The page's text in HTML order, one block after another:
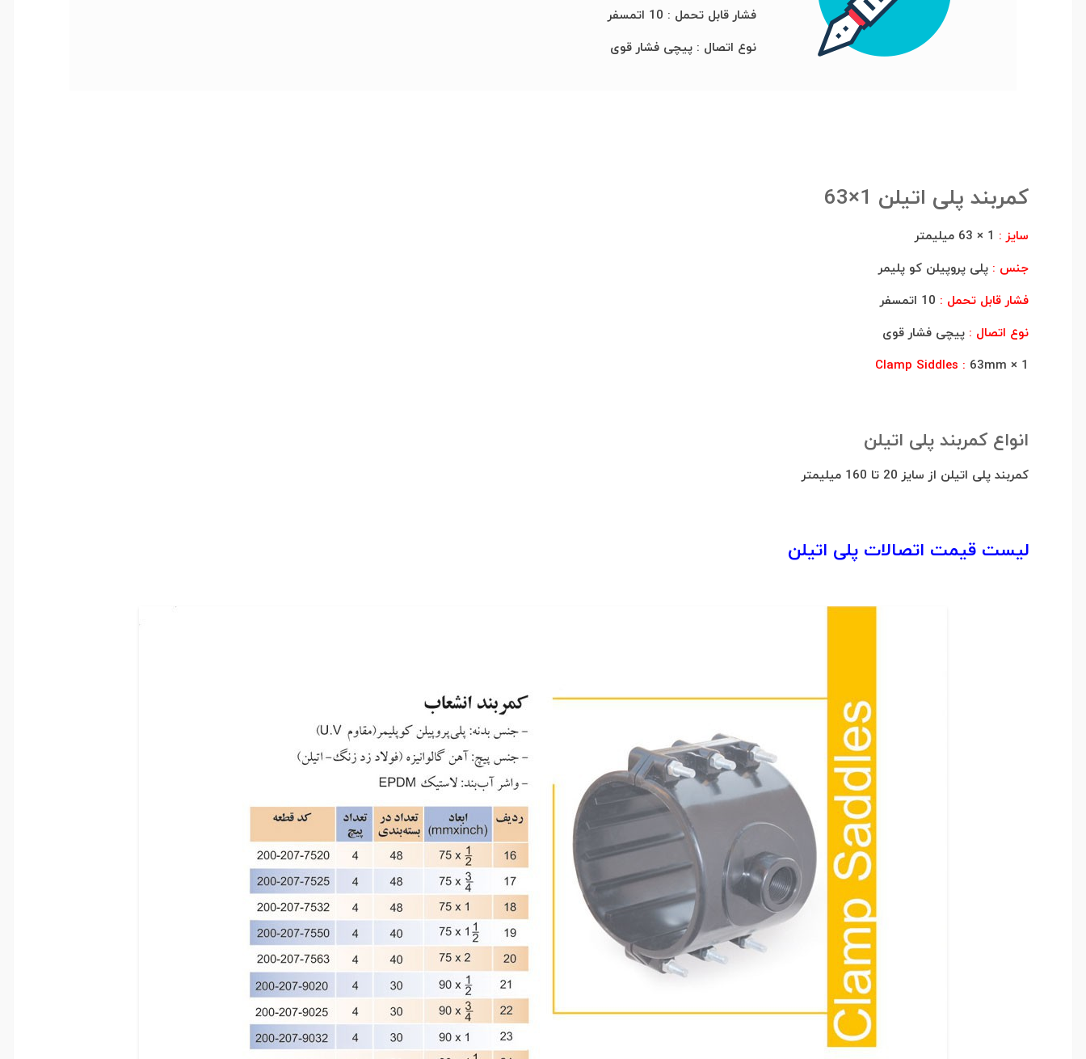
فشار قابل تحمل : 10 اتمسفر
نوع اتصال : پیچی فشار قوی
کمربند پلی اتیلن 1×63
سایز :
جنس : پلی پروپیلن کو پلیمر
فشار قابل تحمل :
نوع اتصال : پیچی فشار قوی
Clamp Siddles : 63mm × 1
انواع کمربند پلی اتیلن
کمربند پلی اتیلن از سایز 20 تا 160 میلیمتر
لیست قیمت اتصالات پلی اتیلن